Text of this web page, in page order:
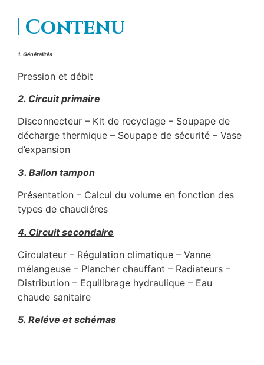
Contenu
1. Généralités
Pression et débit
2. Circuit primaire
Disconnecteur – Kit de recyclage – Soupape de
décharge thermique – Soupape de sécurité – Vase
d’expansion
3. Ballon tampon
Présentation – Calcul du volume en fonction des
types de chaudiéres
4. Circuit secondaire
Circulateur – Régulation climatique – Vanne
mélangeuse – Plancher chauffant – Radiateurs –
Distribution – Equilibrage hydraulique – Eau
chaude sanitaire
5. Reléve et schémas